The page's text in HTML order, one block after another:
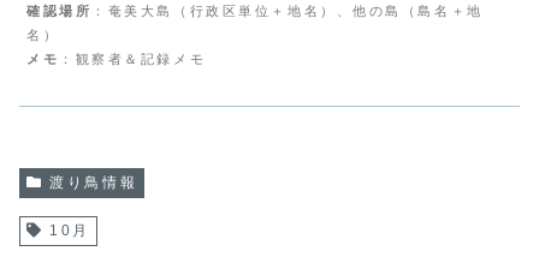
確認場所 ：奄美大島（行政区単位＋地名）、他の島（島名＋地
名）
メモ ：観察者＆記録メモ
渡り鳥情報
10月